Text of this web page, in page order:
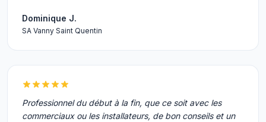
Dominique J.
SA Vanny Saint Quentin
Professionnel du début à la fin, que ce soit avec les
commerciaux ou les installateurs, de bon conseils et un